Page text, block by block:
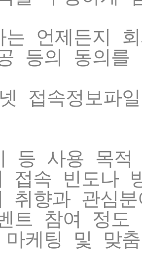
언제든지
등의 동의
접속정보파
등 사용 목적
접속 빈도나
취향과 관심
트 참여 정
케팅 및 맞